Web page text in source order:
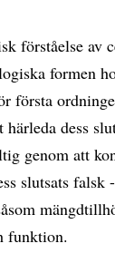
förståelse av
formen
första
dess
genom att
slutsats falsk
funktion.